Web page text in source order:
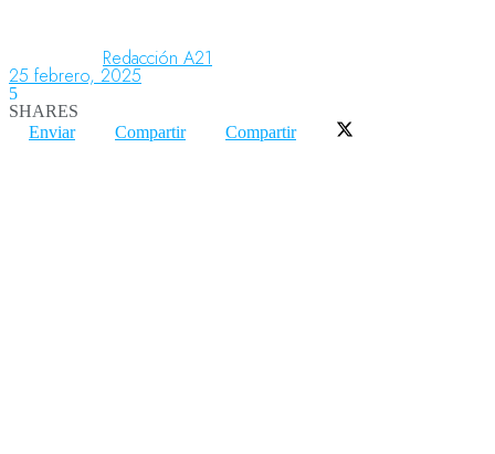
Columnistas
Organismos
Redacción A21
25 febrero, 2025
5
SHARES
Enviar
Compartir Compartir